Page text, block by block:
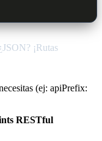
¡Rutas
(ej: apiPrefix:
RESTful